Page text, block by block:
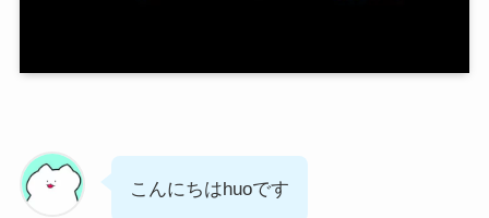
こんにちはhuoです